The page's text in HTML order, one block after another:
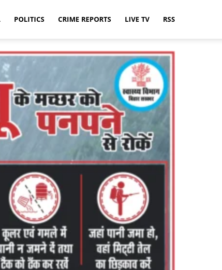
POLITICS CRIME REPORTS LIVE TV RSS